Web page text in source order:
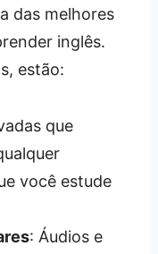
das melhores
inglês.
estão:
que
você estude
: Áudios e